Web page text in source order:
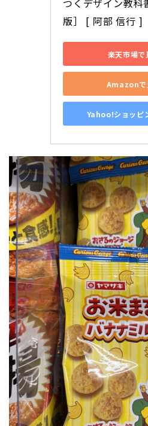
つくデザイン教科
版］ [ 阿部 信行 ]
楽天市場で
Amazonで
Yahoo!ショッピ